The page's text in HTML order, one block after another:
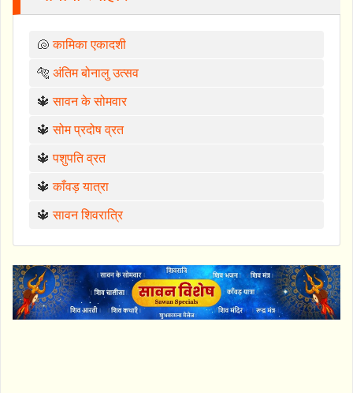
🐚कामिका एकादशी
🐅 अंतिम बोनालु उत्सव
🔱सावन के सोमवार
🔱सोम प्रदोष व्रत
🔱पशुपति व्रत
🔱काँवड़ यात्रा
🔱सावन शिवरात्रि